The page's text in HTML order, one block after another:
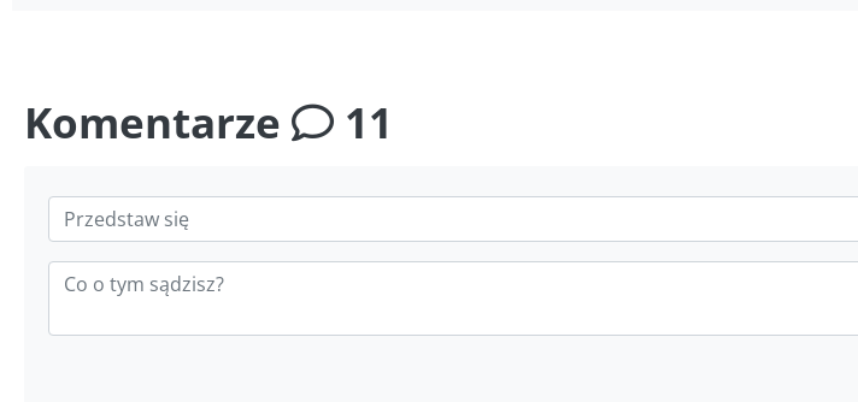
Komentarze 11